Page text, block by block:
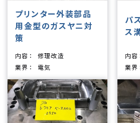
プリンター外装部品
用金型のガスヤニ対
策
内容
修理改造
業界
電気
パ
ス
内容
業界